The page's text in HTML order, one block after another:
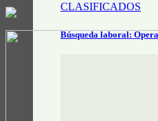
CLASIFICADOS
Búsqueda laboral: